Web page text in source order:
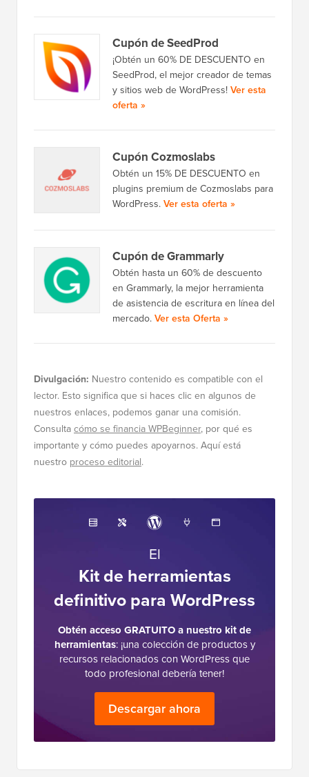
Cupón de SeedProd
¡Obtén un 60% DE DESCUENTO en
SeedProd, el mejor creador de temas
y sitios web de WordPress!Ver esta
oferta »
Cupón Cozmoslabs
Obtén un 15% DE DESCUENTO en
plugins premium de Cozmoslabs para
WordPress.Ver esta oferta »
Cupón de Grammarly
Obtén hasta un 60% de descuento
en Grammarly, la mejor herramienta
de asistencia de escritura en línea del
mercado.Ver esta Oferta »
Divulgación: Nuestro contenido es compatible con el
lector. Esto significa que si haces clic en algunos de
nuestros enlaces, podemos ganar una comisión.
Consultacómo se financia WPBeginner, por qué es
importante y cómo puedes apoyarnos. Aquí está
nuestro proceso editorial.
El
Kit de herramientas
definitivo para WordPress
Obtén acceso GRATUITO a nuestro kit de
herramientas: ¡una colección de productos y
recursos relacionados con WordPress que
todo profesional debería tener!
Descargar ahora